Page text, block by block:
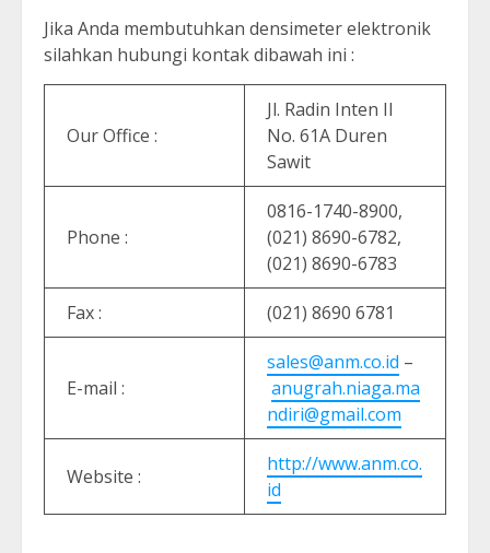
Jika Anda membutuhkan densimeter elektronik
silahkan hubungi kontak dibawah ini :
Our Office :
Jl. Radin Inten II
No. 61A Duren
Sawit
Phone :
0816-1740-8900,
(021) 8690-6782,
(021) 8690-6783
Fax : (021) 8690 6781
E-mail :
sales@anm.co.id –
anugrah.niaga.ma
ndiri@gmail.com
Website :
http://www.anm.co.
id